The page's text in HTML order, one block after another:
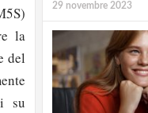
la
del
su
29 novembre 2023